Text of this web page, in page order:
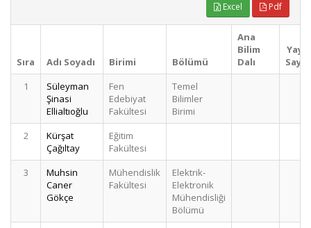
Excel Pdf
Sıra Adı Soyadı Birimi Bölümü
Ana
Bilim
Dalı
Yayın
Sayısı
1
Süleyman
Şinasi
Ellialtıoğlu
Fen
Edebiyat
Fakültesi
Temel
Bilimler
Birimi
2
Kürşat
Çağıltay
Eğitim
Fakültesi
3
Muhsin
Caner
Gökçe
Mühendislik
Fakültesi
Elektrik-
Elektronik
Mühendisliği
Bölümü